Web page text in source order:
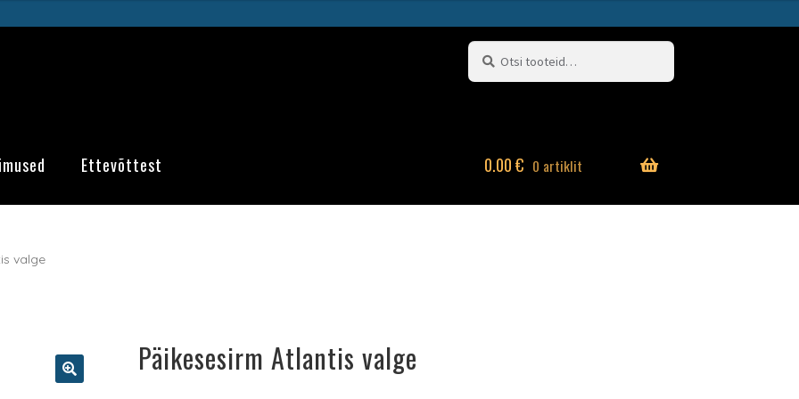
Otsi:
Otsi
Ettevõttest 0.00€ 0 artiklit
valge
Päikesesirm Atlantis valge